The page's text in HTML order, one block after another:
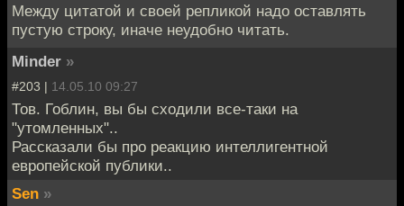
Между цитатой и своей репликой надо оставлять
пустую строку, иначе неудобно читать.
Minder »
#203 | 14.05.10 09:27
Тов. Гоблин, вы бы сходили все-таки на
"утомленных"..
Рассказали бы про реакцию интеллигентной
европейской публики..
Sen »